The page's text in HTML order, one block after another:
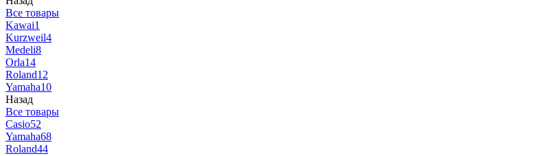
Все товары
Kawai1
Kurzweil4
Medeli8
Orla14
Roland12
Yamaha10
Назад
Все товары
Casio52
Yamaha68
Roland44